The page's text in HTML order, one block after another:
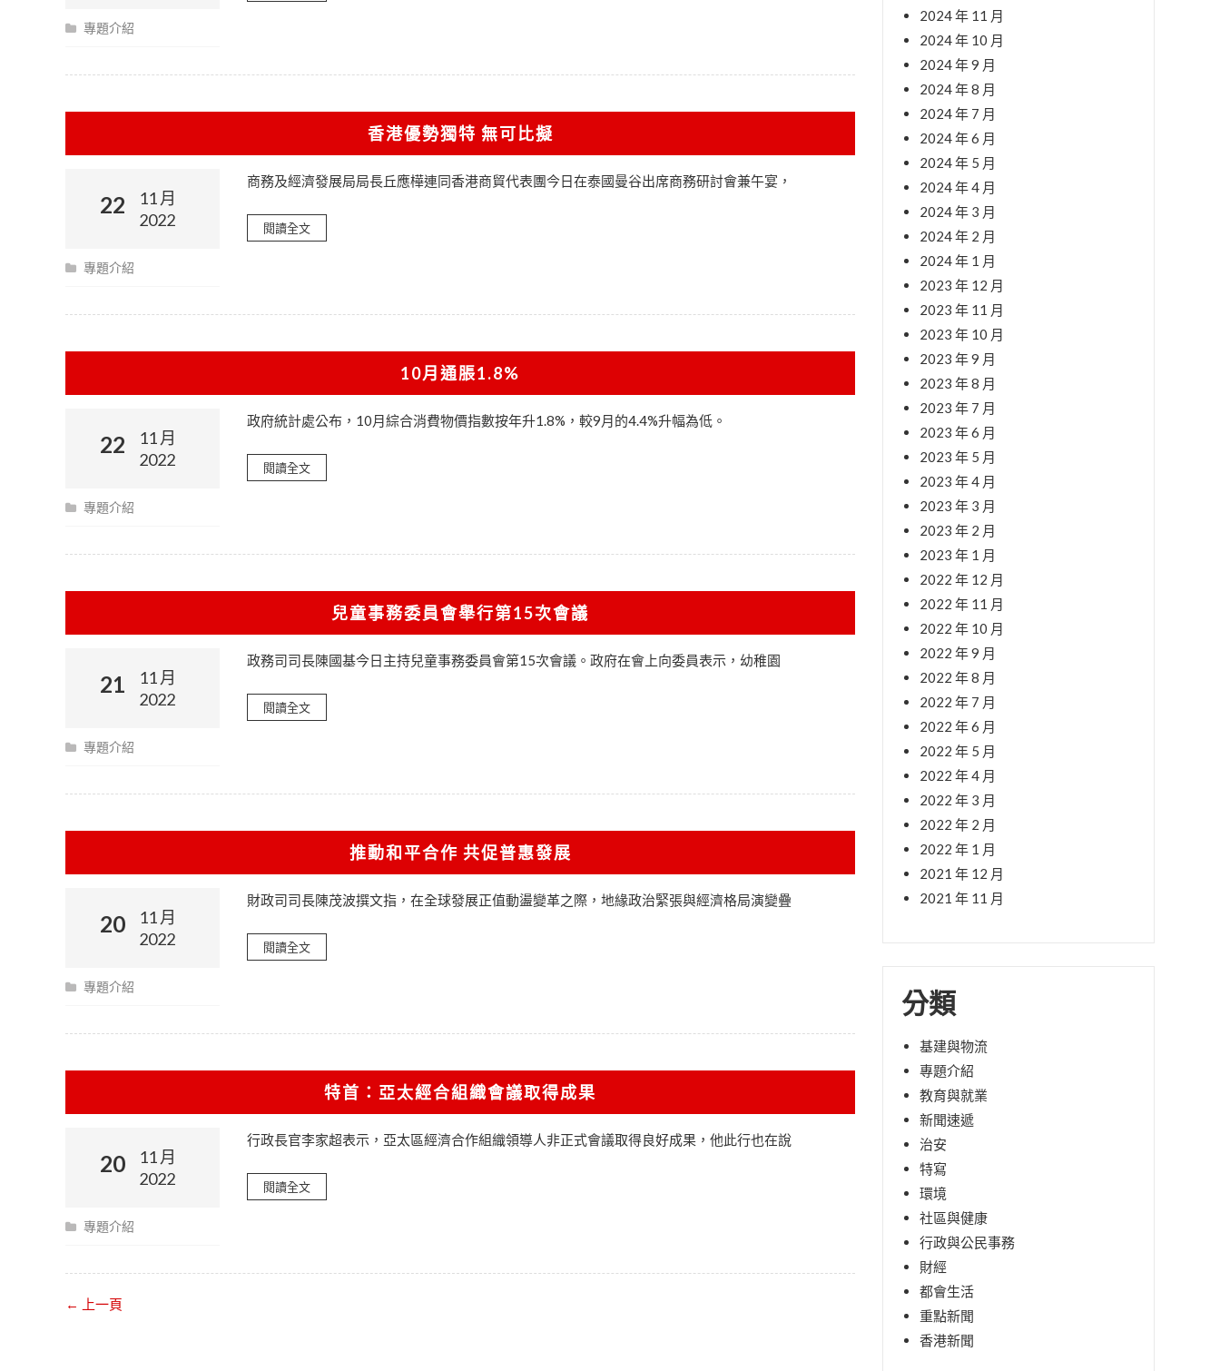
專題介紹
香港優勢獨特 無可比擬
22
11 月
2022
專題介紹
商務及經濟發展局局長丘應樺連同香港商貿代表團今日在泰國曼谷出席商務研討會兼午宴，
閱讀全文
10月通脹1.8%
22
11 月
2022
專題介紹
政府統計處公布，10月綜合消費物價指數按年升1.8%，較9月的4.4%升幅為低。
閱讀全文
兒童事務委員會舉行第15次會議
21
11 月
2022
專題介紹
政務司司長陳國基今日主持兒童事務委員會第15次會議。政府在會上向委員表示，幼稚園
閱讀全文
推動和平合作 共促普惠發展
20
11 月
2022
專題介紹
財政司司長陳茂波撰文指，在全球發展正值動盪變革之際，地緣政治緊張與經濟格局演變疊
閱讀全文
特首：亞太經合組織會議取得成果
20
11 月
2022
專題介紹
行政長官李家超表示，亞太區經濟合作組織領導人非正式會議取得良好成果，他此行也在說
閱讀全文
← 上一頁
2024 年 11 月
2024 年 10 月
2024 年 9 月
2024 年 8 月
2024 年 7 月
2024 年 6 月
2024 年 5 月
2024 年 4 月
2024 年 3 月
2024 年 2 月
2024 年 1 月
2023 年 12 月
2023 年 11 月
2023 年 10 月
2023 年 9 月
2023 年 8 月
2023 年 7 月
2023 年 6 月
2023 年 5 月
2023 年 4 月
2023 年 3 月
2023 年 2 月
2023 年 1 月
2022 年 12 月
2022 年 11 月
2022 年 10 月
2022 年 9 月
2022 年 8 月
2022 年 7 月
2022 年 6 月
2022 年 5 月
2022 年 4 月
2022 年 3 月
2022 年 2 月
2022 年 1 月
2021 年 12 月
2021 年 11 月
分類
基建與物流
專題介紹
教育與就業
新聞速遞
治安
特寫
環境
社區與健康
行政與公民事務
財經
都會生活
重點新聞
香港新聞